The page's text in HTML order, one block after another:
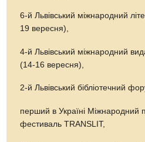
6-й Львівський міжнародний
19 вересня),
4-й Львівський міжнародний
(14-16 вересня),
2-й Львівський бібліотечний
перший в Україні Міжнародний
фестиваль TRANSLIT,